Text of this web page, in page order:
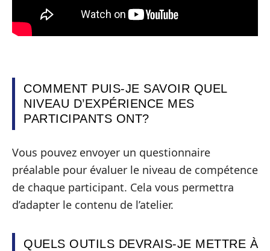
COMMENT PUIS-JE SAVOIR QUEL
NIVEAU D’EXPÉRIENCE MES
PARTICIPANTS ONT?
Vous pouvez envoyer un questionnaire
préalable pour évaluer le niveau de compétence
de chaque participant. Cela vous permettra
d’adapter le contenu de l’atelier.
QUELS OUTILS DEVRAIS-JE METTRE À